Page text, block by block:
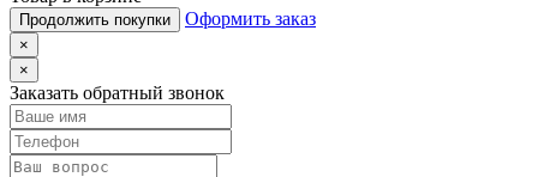
Продолжить покупки Оформить заказ
×
×
Заказать обратный звонок